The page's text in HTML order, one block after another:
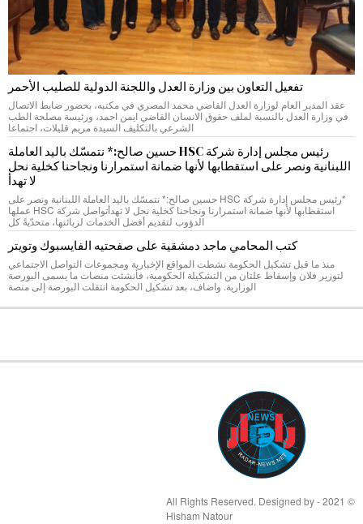
تفعيل التعاون بين وزارة العدل واللجنة الدولية للصليب الأحمر
عقد المدير العام لوزارة العدل القاضي محمد المصري في مكتبه، بحضور ضابط الاتصال
في وزارة العدل بالنسبة لملف حقوق الانسان القاضي ايمن احمد، ورئيسة مصلحة الطب
الشرعي بالتكليف السيدة مريم قليلات، اجتماعا
رئيس مجلس إدارة شركة HSC حسين صالح:* نتمسّك باليد العاملة
اللبنانية ونصر على استقطابها لأنها ضمانة استمرارنا ونجاحنا كخلية نحل
لا تهدأ
*رئيس مجلس إدارة شركة HSC حسين صالح:* نتمسّك باليد العاملة اللبنانية ونصر على
استقطابها لأنها ضمانة استمرارنا ونجاحنا كخلية نحل لا تهدأتواصل شركة HSC عملها
الدؤوب لتقديم أفضل الخدمات لزبائنها، متحدّيةً كل
كتب المحامي ماجد دمشقية على صفحتيه الفايسبوك وتويتر
منذ ما قبل تشكيل الحكومة نشطت المواقع الإخبارية ومجموعات التواصل الاجتماعي
لتوزير فلان وإسقاط علتان من التشكيلة الحكومية، فأنشئت منصات ما يسمى البورصة
الوزارية. واضاف، بعد تشكيل الحكومة انتقلت البورصة إلى منصة
© 2021 - All Rights Reserved. Designed by
Hisham Natour